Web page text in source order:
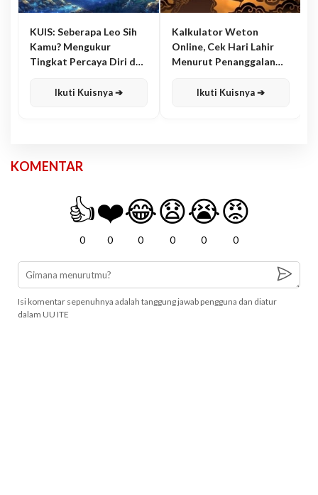
KUIS: Seberapa Leo Sih
Kamu? Mengukur
Tingkat Percaya Diri dan
Ikuti Kuisnya ➔
Kalkulator Weton
Online, Cek Hari Lahir
Menurut Penanggalan
Ikuti Kuisnya ➔
KOMENTAR
👍
0
❤️
0
😂
0
😧
0
😭
0
😡
0
Isi komentar sepenuhnya adalah tanggung jawab pengguna dan diatur
dalam UU ITE